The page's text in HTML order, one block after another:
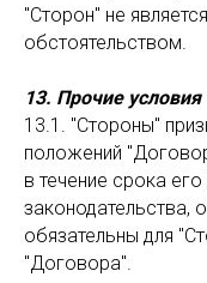
"Сторон" не
обстоятельством.
13. Прочие условия
13.1. "Стороны"
положений
в течение срока
законодательства,
обязательны для
"Договора".